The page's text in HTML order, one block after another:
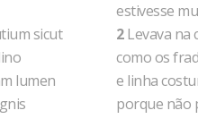
sicut
lumen
estivesse
2Levava na
como os
e linha
porque não